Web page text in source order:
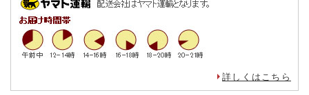
詳しくはこちら